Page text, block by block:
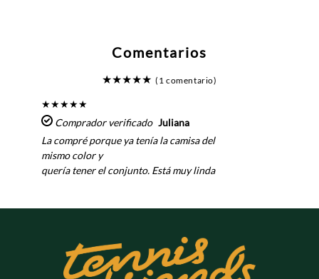
Comentarios
★★★★★ (1 comentario)
★★★★★
Comprador verificado Juliana
La compré porque ya tenía la camisa del
mismo color y
quería tener el conjunto. Está muy linda